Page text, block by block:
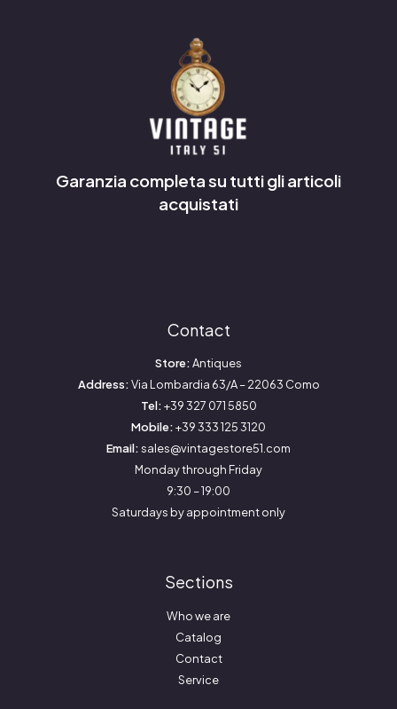
Garanzia completa su tutti gli articoli
acquistati
Contact
Store:Antiques
Address:Via Lombardia 63/A – 22063 Como
Tel:+39 327 071 5850
Mobile:+39 333 125 3120
Email:sales@vintagestore51.com
Monday through Friday
9:30 – 19:00
Saturdays by appointment only
Sections
Who we are
Catalog
Contact
Service